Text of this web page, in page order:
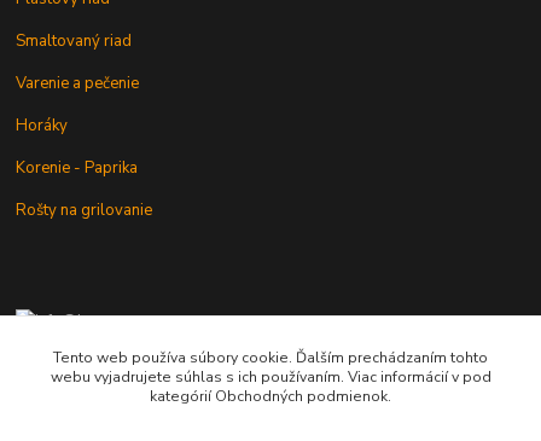
Smaltovaný riad
Varenie a pečenie
Horáky
Korenie - Paprika
Rošty na grilovanie
+421 902 212 007
od 8:00 - do 16:00 hod
Tento web používa súbory cookie. Ďalším prechádzaním tohto
webu vyjadrujete súhlas s ich používaním. Viac informácií v pod
kategórií Obchodných podmienok.